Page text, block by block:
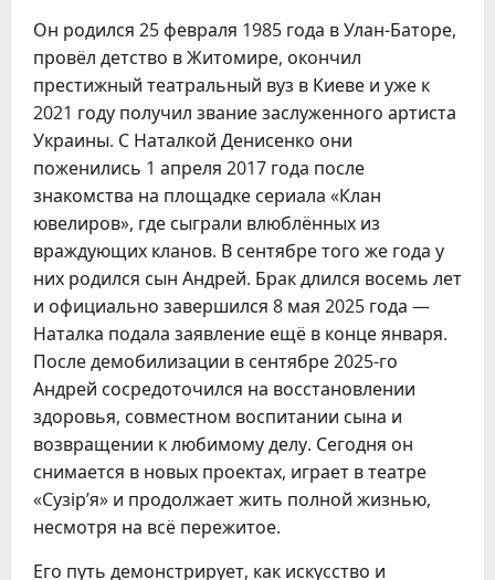
Он родился 25 февраля 1985 года в Улан-Баторе,
провёл детство в Житомире, окончил
престижный театральный вуз в Киеве и уже к
2021 году получил звание заслуженного артиста
Украины. С Наталкой Денисенко они
поженились 1 апреля 2017 года после
знакомства на площадке сериала «Клан
ювелиров», где сыграли влюблённых из
враждующих кланов. В сентябре того же года у
них родился сын Андрей. Брак длился восемь лет
и официально завершился 8 мая 2025 года —
Наталка подала заявление ещё в конце января.
После демобилизации в сентябре 2025-го
Андрей сосредоточился на восстановлении
здоровья, совместном воспитании сына и
возвращении к любимому делу. Сегодня он
снимается в новых проектах, играет в театре
«Сузір’я» и продолжает жить полной жизнью,
несмотря на всё пережитое.
Его путь демонстрирует, как искусство и